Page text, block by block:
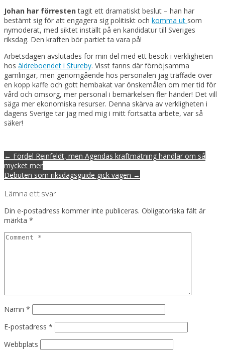
Johan har förrestentagit ett dramatiskt beslut – han har
bestämt sig för att engagera sig politiskt och komma ut som
nymoderat, med siktet inställt på en kandidatur till Sveriges
riksdag. Den kraften bör partiet ta vara på!
Arbetsdagen avslutades för min del med ett besök i verkligheten
hos äldreboendet i Stureby. Visst fanns där förnöjsamma
gamlingar, men genomgående hos personalen jag träffade över
en kopp kaffe och gott hembakat var önskemålen om mer tid för
vård och omsorg, mer personal i bemärkelsen fler händer! Det vill
säga mer ekonomiska resurser. Denna skärva av verkligheten i
dagens Sverige tar jag med mig i mitt fortsatta arbete, var så
säker!
Post
navigation
← Fördel Reinfeldt, men Agendas kraftmätning handlar om så
mycket mer
Debuten som riksdagsguide gick vägen →
Lämna ett svar
Din e-postadress kommer inte publiceras. Obligatoriska fält är
märkta *
Namn *
E-postadress *
Webbplats